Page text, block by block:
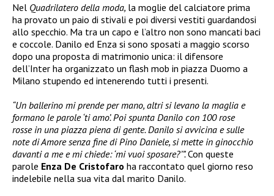
Nel Quadrilatero della moda, la moglie del calciatore prima
ha provato un paio di stivali e poi diversi vestiti guardandosi
allo specchio. Ma tra un capo e l’altro non sono mancati baci
e coccole. Danilo ed Enza si sono sposati a maggio scorso
dopo una proposta di matrimonio unica: il difensore
dell’Inter ha organizzato un flash mob in piazza Duomo a
Milano stupendo ed intenerendo tutti i presenti.
“Un ballerino mi prende per mano, altri si levano la maglia e
formano le parole ‘ti amo’. Poi spunta Danilo con 100 rose
rosse in una piazza piena di gente. Danilo si avvicina e sulle
note di Amore senza fine di Pino Daniele, si mette in ginocchio
davanti a me e mi chiede: ‘mi vuoi sposare?’”.Con queste
parole Enza De Cristofaro ha raccontato quel giorno reso
indelebile nella sua vita dal marito Danilo.